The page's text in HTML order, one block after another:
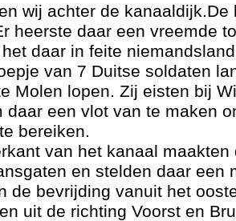
wij achter de kanaaldijk.De
heerste daar een vreemde
daar in feite
van 7 Duitse soldaten
Molen lopen. Zij eisten bij
daar een vlot van te maken
bereiken.
van het kanaal
en stelden daar een
de bevrijding vanuit het
uit de richting Voorst en